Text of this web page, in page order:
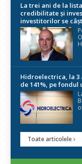
La trei ani de la
credibilitate și
investitorilor se
Hidroelectrica, la
de 141%, pe
Toate articolele